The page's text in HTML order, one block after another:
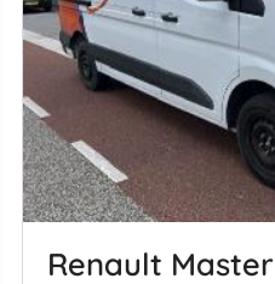
Renault Master